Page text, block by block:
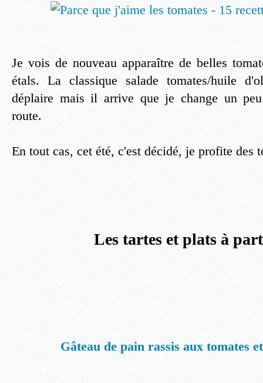
Je vois de nouveau apparaître de belles
étals. La classique salade tomates/huile
déplaire mais il arrive que je change un
route.
En tout cas, cet été, c'est décidé, je profite des
Les tartes et plats à
Gâteau de pain rassis aux tomates